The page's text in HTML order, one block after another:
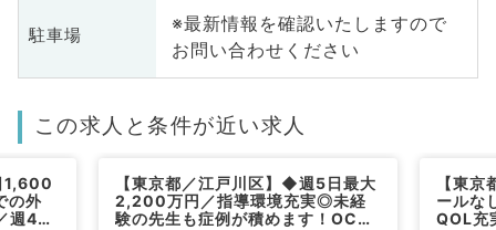
駐車場
※最新情報を確認いたしますので
お問い合わせください
この求人と条件が近い求人
1,600
の外
週4日
【東京都／江戸川区】◆週5日最大
2,200万円／指導環境充実◎未経
験の先生も症例が積めます！OCな
【東
ールな
QOL充